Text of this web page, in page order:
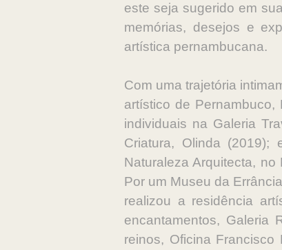
este seja sugerido em
memórias, desejos e
artística pernambucana.
Com uma trajetória
artístico de
individuais na Galeria
Criatura, Olinda (2019);
Naturaleza Arquitecta,
Por um Museu da
realizou a residência
encantamentos, Galeria
reinos, Oficina